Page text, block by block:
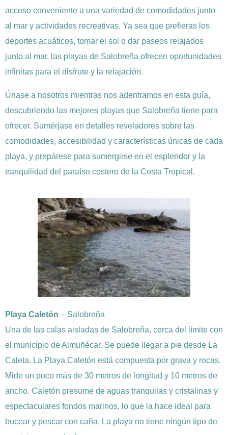
acceso conveniente a una variedad de comodidades junto
al mar y actividades recreativas. Ya sea que prefieras los
deportes acuáticos, tomar el sol o dar paseos relajados
junto al mar, las playas de Salobreña ofrecen oportunidades
infinitas para el disfrute y la relajación.
Únase a nosotros mientras nos adentramos en esta guía,
descubriendo las mejores playas que Salobreña tiene para
ofrecer. Sumérjase en detalles reveladores sobre las
comodidades, accesibilidad y características únicas de cada
playa, y prepárese para sumergirse en el esplendor y la
tranquilidad del paraíso costero de la Costa Tropical.
Playa Caletón – Salobreña
Una de las calas aisladas de Salobreña, cerca del límite con
el municipio de Almuñécar. Se puede llegar a pie desde La
Caleta. La Playa Caletón está compuesta por grava y rocas.
Mide un poco más de 30 metros de longitud y 10 metros de
ancho. Caletón presume de aguas tranquilas y cristalinas y
espectaculares fondos marinos, lo que la hace ideal para
bucear y pescar con caña. La playa no tiene ningún tipo de